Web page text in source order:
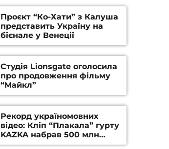
Проєкт “Ко-Хати” з Калуша
представить Україну на
бієнале у Венеції
Студія Lionsgate оголосила
про продовження фільму
“Майкл”
Рекорд україномовних
відео: Кліп “Плакала” гурту
KAZKA набрав 500 млн
переглядів на YouTube